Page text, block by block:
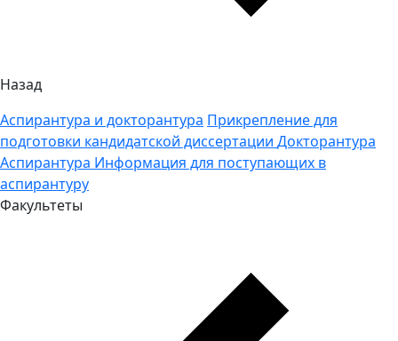
Назад
Аспирантура и докторантура Прикрепление для
подготовки кандидатской диссертации Докторантура
Аспирантура Информация для поступающих в
аспирантуру
Факультеты